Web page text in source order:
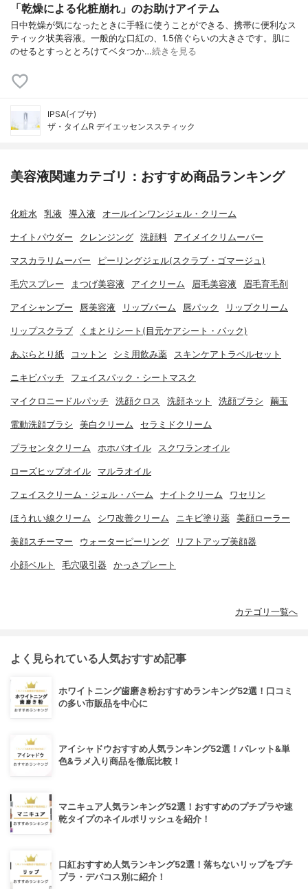
「乾燥による化粧崩れ」のお助けアイテム
日中乾燥が気になったときに手軽に使うことができる、携帯に便利なス
ティック状美容液。一般的な口紅の、1.5倍ぐらいの大きさです。肌に
のせるとすっととろけてベタつか…続きを見る
IPSA(イプサ)
ザ・タイムR デイエッセンススティック
美容液関連カテゴリ：おすすめ商品ランキング
化粧水 乳液 導入液 オールインワンジェル・クリーム
ナイトパウダー クレンジング 洗顔料 アイメイクリムーバー
マスカラリムーバー ピーリングジェル(スクラブ・ゴマージュ)
毛穴スプレー まつげ美容液 アイクリーム 眉毛美容液 眉毛育毛剤
アイシャンプー 唇美容液 リップバーム 唇パック リップクリーム
リップスクラブ くまとりシート(目元ケアシート・パック)
あぶらとり紙 コットン シミ用飲み薬 スキンケアトラベルセット
ニキビパッチ フェイスパック・シートマスク
マイクロニードルパッチ 洗顔クロス 洗顔ネット 洗顔ブラシ 繭玉
電動洗顔ブラシ 美白クリーム セラミドクリーム
プラセンタクリーム ホホバオイル スクワランオイル
ローズヒップオイル マルラオイル
フェイスクリーム・ジェル・バーム ナイトクリーム ワセリン
ほうれい線クリーム シワ改善クリーム ニキビ塗り薬 美顔ローラー
美顔スチーマー ウォーターピーリング リフトアップ美顔器
小顔ベルト 毛穴吸引器 かっさプレート
カテゴリ一覧へ
よく見られている人気おすすめ記事
ホワイトニング歯磨き粉おすすめランキング52選！口コミ
の多い市販品を中心に
アイシャドウおすすめ人気ランキング52選！パレット&単
色&ラメ入り商品を徹底比較！
マニキュア人気ランキング52選！おすすめのプチプラや速
乾タイプのネイルポリッシュを紹介！
口紅おすすめ人気ランキング52選！落ちないリップをプチ
プラ・デパコス別に紹介！